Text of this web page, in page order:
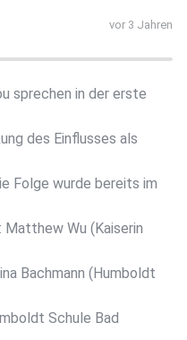
vor 3 Jahren
sprechen in der erste
des Einflusses als
Folge wurde bereits im
Wu (Kaiserin
Bachmann (Humboldt
Schule Bad